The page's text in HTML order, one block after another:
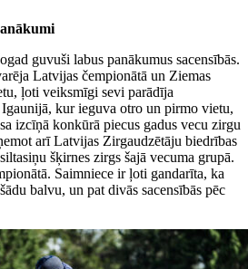
guvuši labus panākumus sacensībās.
Latvijas čempionātā un Ziemas
ļoti veiksmīgi sevi parādīja
Igaunijā, kur ieguva otro un pirmo vietu,
izcīņā konkūrā piecus gadus vecu zirgu
arī Latvijas Zirgaudzētāju biedrības
šķirnes zirgs šajā vecuma grupā.
Saimniece ir ļoti gandarīta, ka
balvu, un pat divās sacensībās pēc